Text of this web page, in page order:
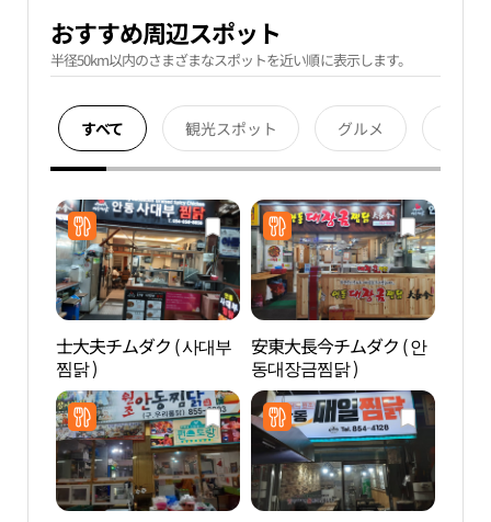
おすすめ周辺スポット
半径50km以内のさまざまなスポットを近い順に表示します。
すべて 観光スポット グルメ
士大夫チムダク ( 사대부
찜닭 )
安東大長今チムダク ( 안
동대장금찜닭 )